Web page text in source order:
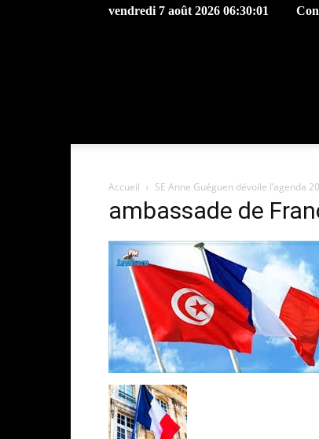
vendredi 7 août 2026 06:30:01
Accueil SE Anne Guéguen dévoile l’agenda
ambassade de